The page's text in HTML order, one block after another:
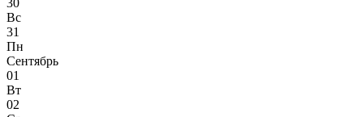
30
Вс
31
Пн
Сентябрь
01
Вт
02